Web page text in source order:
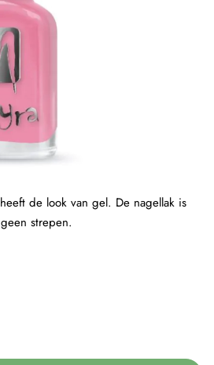
de look van gel. De nagellak is
strepen.